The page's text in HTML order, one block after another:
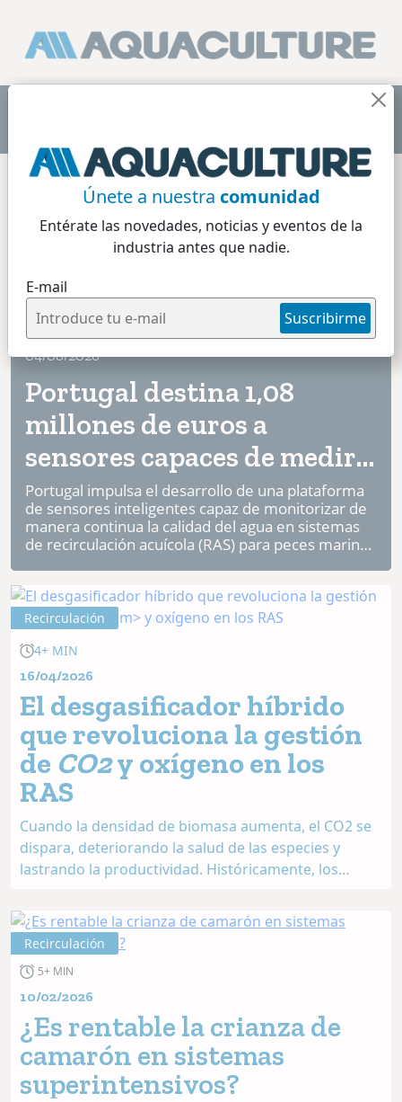
Únete a nuestra comunidad
Entérate las novedades, noticias y eventos de la
industria antes que nadie.
E-mail
Suscribirme
Home/Recirculación
Recirculación
3 min de lectura
04/08/2026
Portugal destina 1,08
millones de euros a
sensores capaces de medir
cortisol en RAS y cultivos
de bivalvos
Portugal impulsa el desarrollo de una plataforma
de sensores inteligentes capaz de monitorizar de
manera continua la calidad del agua en sistemas
de recirculación acuícola (RAS) para peces marinos
Recirculación
4+ MIN
16/04/2026
El desgasificador híbrido
que revoluciona la gestión
de CO2y oxígeno en los
RAS
Cuando la densidad de biomasa aumenta, el CO2 se
dispara, deteriorando la salud de las especies y
lastrando la productividad. Históricamente, los
inconsistentes o energéticamente ineficientes. An...
Recirculación
5+ MIN
10/02/2026
¿Es rentable la crianza de
camarón en sistemas
superintensivos?